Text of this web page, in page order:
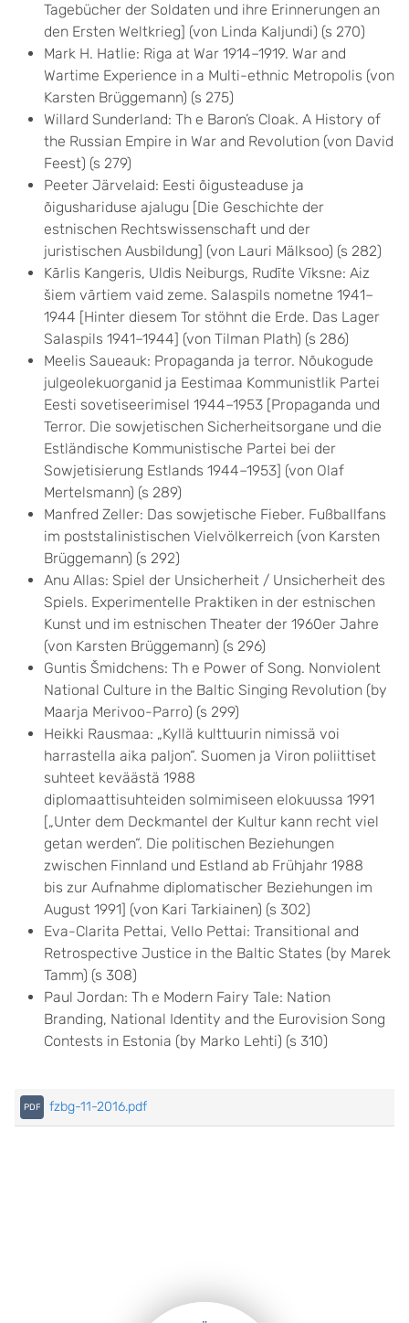
Tagebücher der Soldaten und ihre Erinnerungen an
den Ersten Weltkrieg] (von Linda Kaljundi) (s 270)
Mark H. Hatlie: Riga at War 1914–1919. War and
Wartime Experience in a Multi-ethnic Metropolis (von
Karsten Brüggemann) (s 275)
Willard Sunderland: Th e Baron’s Cloak. A History of
the Russian Empire in War and Revolution (von David
Feest) (s 279)
Peeter Järvelaid: Eesti õigusteaduse ja
õigushariduse ajalugu [Die Geschichte der
estnischen Rechtswissenschaft und der
juristischen Ausbildung] (von Lauri Mälksoo) (s 282)
Kārlis Kangeris, Uldis Neiburgs, Rudīte Vīksne: Aiz
šiem vārtiem vaid zeme. Salaspils nometne 1941–
1944 [Hinter diesem Tor stöhnt die Erde. Das Lager
Salaspils 1941–1944] (von Tilman Plath) (s 286)
Meelis Saueauk: Propaganda ja terror. Nõukogude
julgeolekuorganid ja Eestimaa Kommunistlik Partei
Eesti sovetiseerimisel 1944–1953 [Propaganda und
Terror. Die sowjetischen Sicherheitsorgane und die
Estländische Kommunistische Partei bei der
Sowjetisierung Estlands 1944–1953] (von Olaf
Mertelsmann) (s 289)
Manfred Zeller: Das sowjetische Fieber. Fußballfans
im poststalinistischen Vielvölkerreich (von Karsten
Brüggemann) (s 292)
Anu Allas: Spiel der Unsicherheit / Unsicherheit des
Spiels. Experimentelle Praktiken in der estnischen
Kunst und im estnischen Theater der 1960er Jahre
(von Karsten Brüggemann) (s 296)
Guntis Šmidchens: Th e Power of Song. Nonviolent
National Culture in the Baltic Singing Revolution (by
Maarja Merivoo-Parro) (s 299)
Heikki Rausmaa: „Kyllä kulttuurin nimissä voi
harrastella aika paljon“. Suomen ja Viron poliittiset
suhteet keväästä 1988
diplomaattisuhteiden solmimiseen elokuussa 1991
[„Unter dem Deckmantel der Kultur kann recht viel
getan werden“. Die politischen Beziehungen
zwischen Finnland und Estland ab Frühjahr 1988
bis zur Aufnahme diplomatischer Beziehungen im
August 1991] (von Kari Tarkiainen) (s 302)
Eva-Clarita Pettai, Vello Pettai: Transitional and
Retrospective Justice in the Baltic States (by Marek
Tamm) (s 308)
Paul Jordan: Th e Modern Fairy Tale: Nation
Branding, National Identity and the Eurovision Song
Contests in Estonia (by Marko Lehti) (s 310)
fzbg-11-2016.pdf